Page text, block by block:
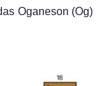
Oganeson (Og)